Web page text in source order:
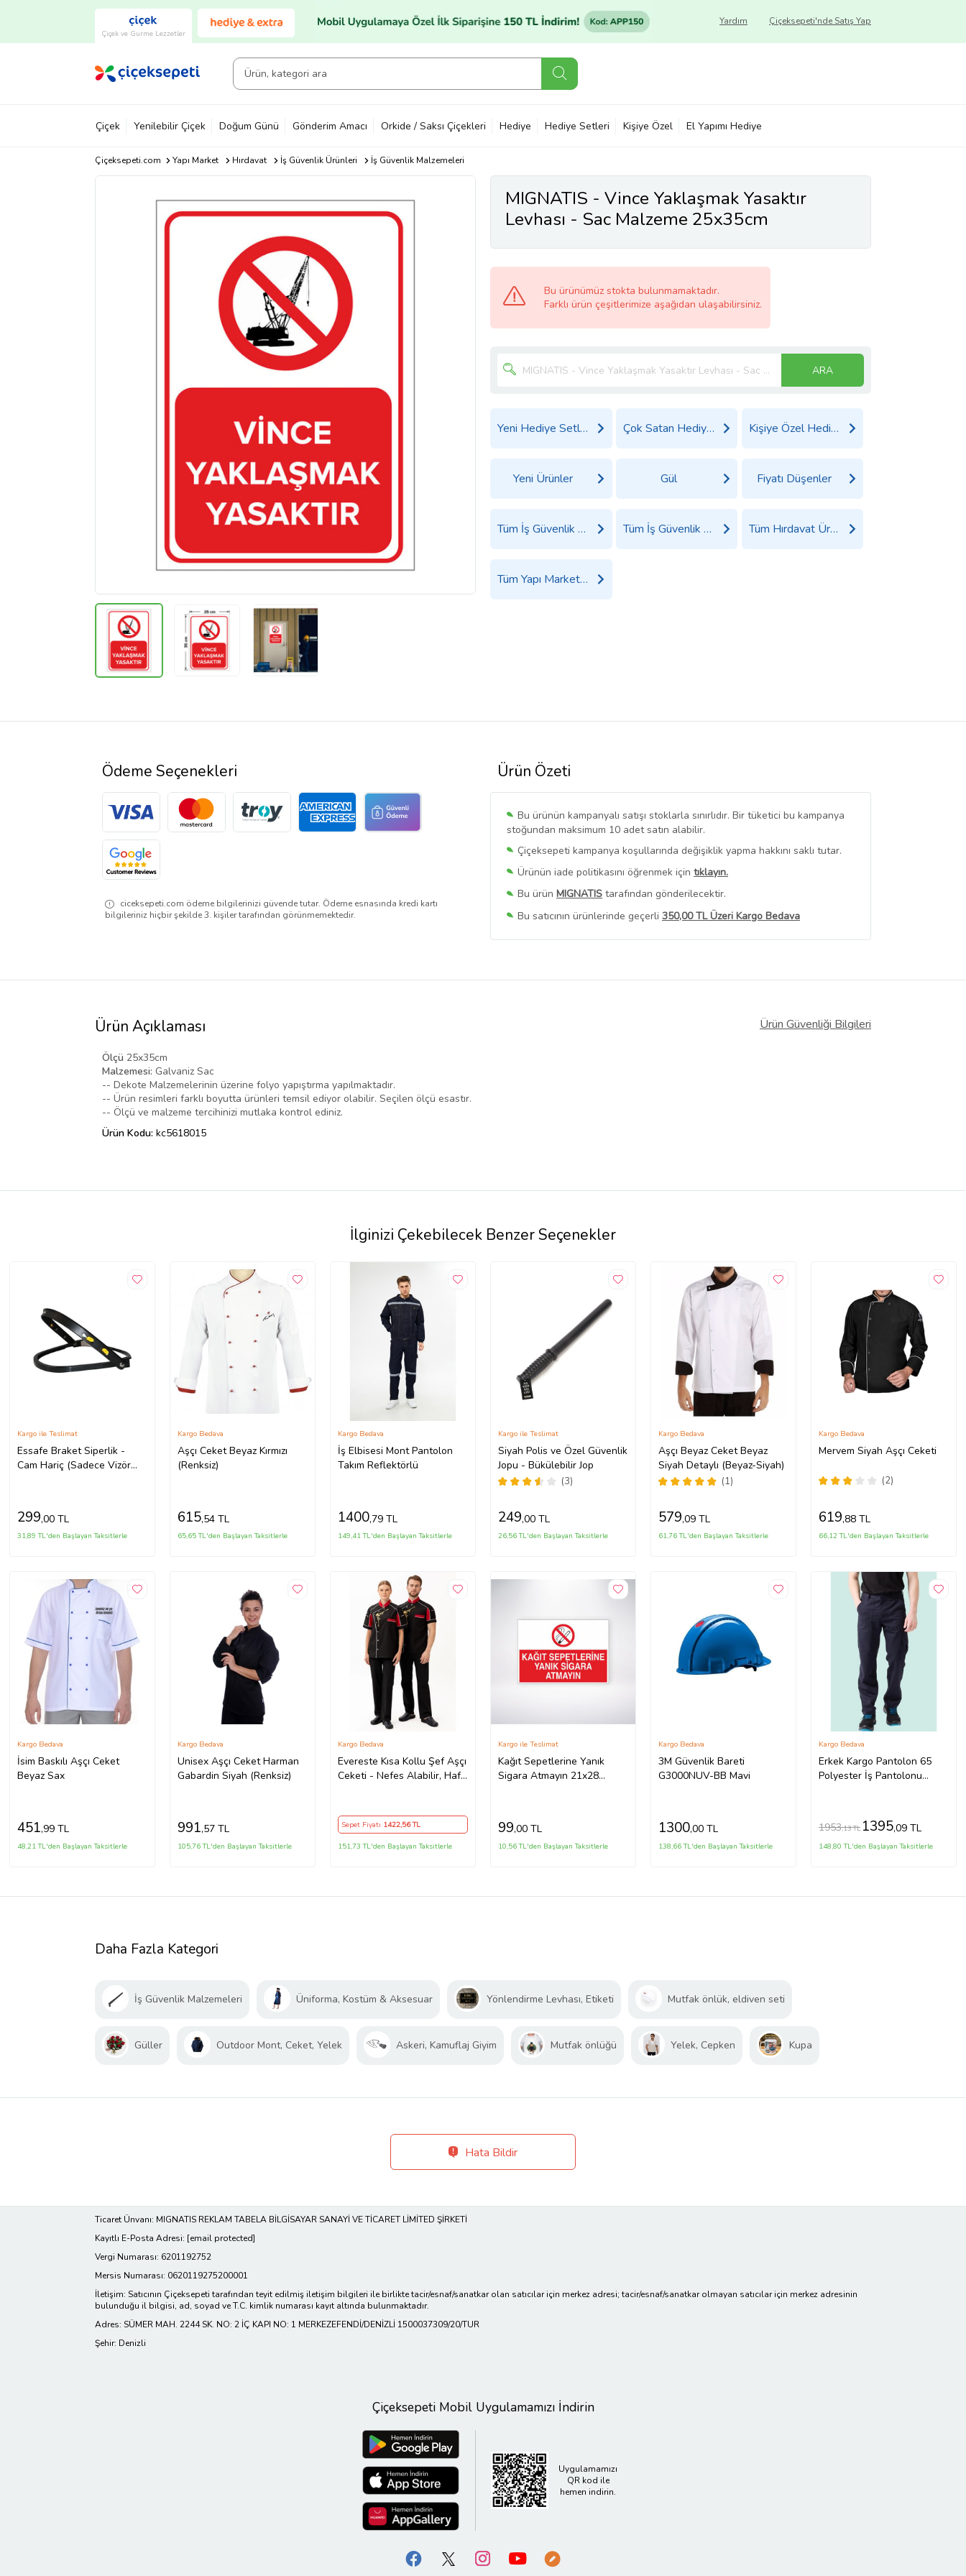
Çiçek ve Gurme Lezzetler
Çiçeksepeti'nde Satış Yap
Yardım
Çiçek Yenilebilir Çiçek Doğum Günü Gönderim Amacı Orkide / Saksı Çiçekleri Hediye Hediye Setleri Kişiye Özel El Yapımı Hediye
Çiçeksepeti.com Yapı Market Hırdavat İş Güvenlik Ürünleri İş Güvenlik Malzemeleri
MIGNATIS - Vince Yaklaşmak Yasaktır
Levhası - Sac Malzeme 25x35cm
Bu ürünümüz stokta bulunmamaktadır.
Farklı ürün çeşitlerimize aşağıdan ulaşabilirsiniz.
ARA
Yeni Hediye Setleri Çok Satan Hediyeler Kişiye Özel Hediyeler
Yeni Ürünler Gül Fiyatı Düşenler
Tüm İş Güvenlik Malzemeleri Ürünleri Tüm İş Güvenlik Ürünleri Ürünleri Tüm Hırdavat Ürünleri
Tüm Yapı Market Ürünleri
Ürün Özeti
Bu ürünün kampanyalı satışı stoklarla sınırlıdır. Bir tüketici bu kampanya
stoğundan maksimum 10 adet satın alabilir.
Çiçeksepeti kampanya koşullarında değişiklik yapma hakkını saklı tutar.
Ürünün iade politikasını öğrenmek için tıklayın.
Bu ürün MIGNATIS tarafından gönderilecektir.
Bu satıcının ürünlerinde geçerli 350,00 TL Üzeri Kargo Bedava
Bu SatıcınınTüm Ürünlerini Görüntüle
Ödeme Seçenekleri
ciceksepeti.com ödeme bilgilerinizi güvende tutar. Ödeme esnasında kredi kartı
bilgileriniz hiçbir şekilde 3. kişiler tarafından görünmemektedir.
Ürün Açıklaması Ürün Güvenliği Bilgileri
Ölçü 25x35cm
Malzemesi: Galvaniz Sac
-- Dekote Malzemelerinin üzerine folyo yapıştırma yapılmaktadır.
-- Ürün resimleri farklı boyutta ürünleri temsil ediyor olabilir. Seçilen ölçü esastır.
-- Ölçü ve malzeme tercihinizi mutlaka kontrol ediniz.
Ürün Kodu: kc5618015
İlginizi Çekebilecek Benzer Seçenekler
Essafe Braket Siperlik -
Cam Hariç (Sadece Vizör
Kargo ile Teslimat
299,00 TL
31,89 TL'den Başlayan Taksitlerle
Aşçı Ceket Beyaz Kırmızı
(Renksiz)
Kargo Bedava
615,54 TL
65,65 TL'den Başlayan Taksitlerle
İş Elbisesi Mont Pantolon
Takım Reflektörlü
Kargo Bedava
1400,79 TL
149,41 TL'den Başlayan Taksitlerle
Siyah Polis ve Özel Güvenlik
Jopu - Bükülebilir Jop
(3)
Kargo ile Teslimat
249,00 TL
26,56 TL'den Başlayan Taksitlerle
Aşçı Beyaz Ceket Beyaz
Siyah Detaylı (Beyaz-Siyah)
(1)
Kargo Bedava
579,09 TL
61,76 TL'den Başlayan Taksitlerle
Mervem Siyah Aşçı Ceketi
(2)
Kargo Bedava
619,88 TL
66,12 TL'den Başlayan Taksitlerle
İsim Baskılı Aşçı Ceket
Beyaz Sax
Kargo Bedava
451,99 TL
48,21 TL'den Başlayan Taksitlerle
Unisex Aşçı Ceket Harman
Gabardin Siyah (Renksiz)
Kargo Bedava
991,57 TL
105,76 TL'den Başlayan Taksitlerle
Evereste Kısa Kollu Şef Aşçı
Ceketi - Nefes Alabilir, Hafif
Kargo Bedava
Sepet Fiyatı 1422,56 TL
151,73 TL'den Başlayan Taksitlerle
Kağıt Sepetlerine Yanık
Sigara Atmayın 21x28
Kargo ile Teslimat
99,00 TL
10,56 TL'den Başlayan Taksitlerle
3M Güvenlik Bareti
G3000NUV-BB Mavi
Kargo Bedava
1300,00 TL
138,66 TL'den Başlayan Taksitlerle
Erkek Kargo Pantolon 65
Polyester İş Pantolonu
Kargo Bedava
1953,13 TL 1395,09 TL
148,80 TL'den Başlayan Taksitlerle
Daha Fazla Kategori
İş Güvenlik Malzemeleri Üniforma, Kostüm & Aksesuar Yönlendirme Levhası, Etiketi Mutfak önlük, eldiven seti
Güller Outdoor Mont, Ceket, Yelek Askeri, Kamuflaj Giyim Mutfak önlüğü Yelek, Cepken Kupa
Hata Bildir
Ticaret Ünvanı: MIGNATIS REKLAM TABELA BİLGİSAYAR SANAYİ VE TİCARET LİMİTED ŞİRKETİ
Kayıtlı E-Posta Adresi: [email protected]
Vergi Numarası: 6201192752
Mersis Numarası: 0620119275200001
İletişim: Satıcının Çiçeksepeti tarafından teyit edilmiş iletişim bilgileri ile birlikte tacir/esnaf/sanatkar olan satıcılar için merkez adresi; tacir/esnaf/sanatkar olmayan satıcılar için merkez adresinin
bulunduğu il bilgisi, ad, soyad ve T.C. kimlik numarası kayıt altında bulunmaktadır.
Adres: SÜMER MAH. 2244 SK. NO: 2 İÇ KAPI NO: 1 MERKEZEFENDİ/DENİZLİ 1500037309/20/TUR
Şehir: Denizli
Çiçeksepeti Mobil Uygulamamızı İndirin
Uygulamamızı
QR kod ile
hemen indirin.